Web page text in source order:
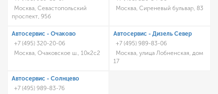
Москва, Севастопольский
проспект, 95б
Москва, Сиреневый бульвар, 83
Автосервис - Очаково
+7 (495) 320-20-06
Москва, Очаковское ш., 10к2с2
Автосервис - Дизель Север
+7 (495) 989-83-06
Москва, улица Лобненская, дом
17
Автосервис - Солнцево
+7 (495) 989-83-76